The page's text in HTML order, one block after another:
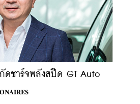
ชาร์จพลังสปีด GT Auto